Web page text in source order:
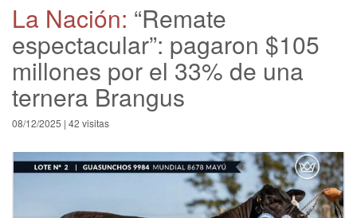
La Nación: “Remate
espectacular”: pagaron $105
millones por el 33% de una
ternera Brangus
08/12/2025 | 42 visitas